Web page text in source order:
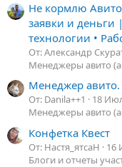
Не кормлю
заявки и деньги
технологии •
От: Александр
Менеджеры авито
Менеджер авито.
От: Danila++1
18
Менеджеры авито
Конфетка Квест
От: Настя_ятсаН
16
Блоги и отчеты